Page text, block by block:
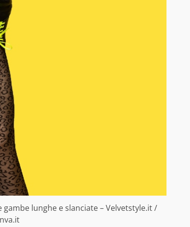
lunghe e slanciate – Velvetstyle.it /